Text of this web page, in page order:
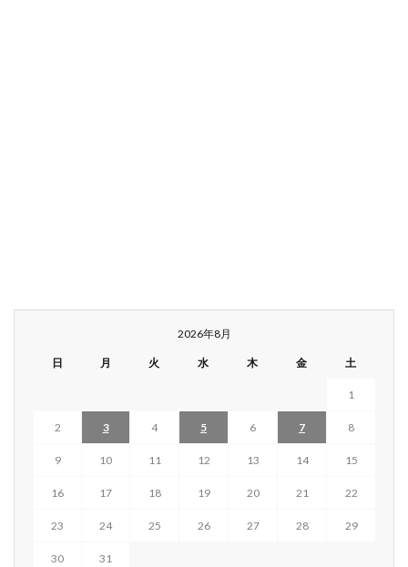
2026年8月
日 月 火 水 木 金 土
1
2 3 4 5 6 7 8
9 10 11 12 13 14 15
16 17 18 19 20 21 22
23 24 25 26 27 28 29
30
31